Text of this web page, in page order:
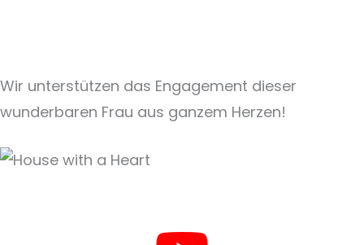
Wir unterstützen das Engagement dieser
wunderbaren Frau aus ganzem Herzen!